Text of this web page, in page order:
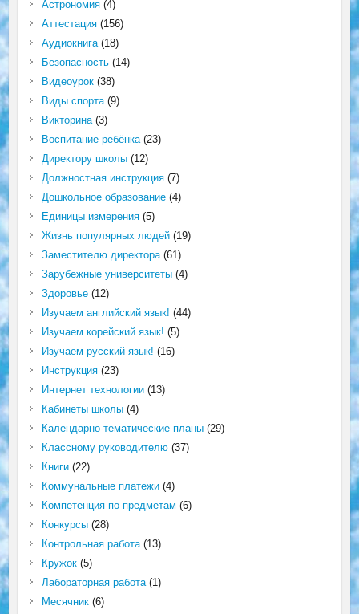
Астрономия(4)
Аттестация(156)
Аудиокнига(18)
Безопасность(14)
Видеоурок(38)
Виды спорта(9)
Викторина(3)
Воспитание ребёнка(23)
Директору школы(12)
Должностная инструкция(7)
Дошкольное образование(4)
Единицы измерения(5)
Жизнь популярных людей(19)
Заместителю директора(61)
Зарубежные университеты(4)
Здоровье(12)
Изучаем английский язык! (44)
Изучаем корейский язык! (5)
Изучаем русский язык! (16)
Инструкция(23)
Интернет технологии(13)
Кабинеты школы(4)
Календарно-тематические планы(29)
Классному руководителю(37)
Книги(22)
Коммунальные платежи(4)
Компетенция по предметам (6)
Конкурсы(28)
Контрольная работа(13)
Кружок(5)
Лабораторная работа(1)
Месячник(6)